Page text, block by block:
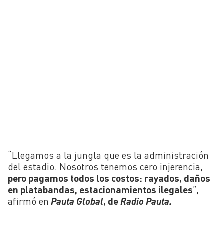
“Llegamos a la jungla que es la administración
del estadio. Nosotros tenemos cero injerencia,
pero pagamos todos los costos: rayados, daños
en platabandas, estacionamientos ilegales”,
afirmó en Pauta Global, deRadio Pauta.